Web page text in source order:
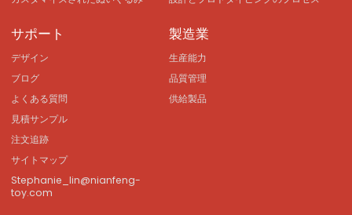
サポート
デザイン
ブログ
よくある質問
見積サンプル
注文追跡
サイトマップ
Stephanie_lin@nianfeng-
toy.com
製造業
生産能力
品質管理
供給製品